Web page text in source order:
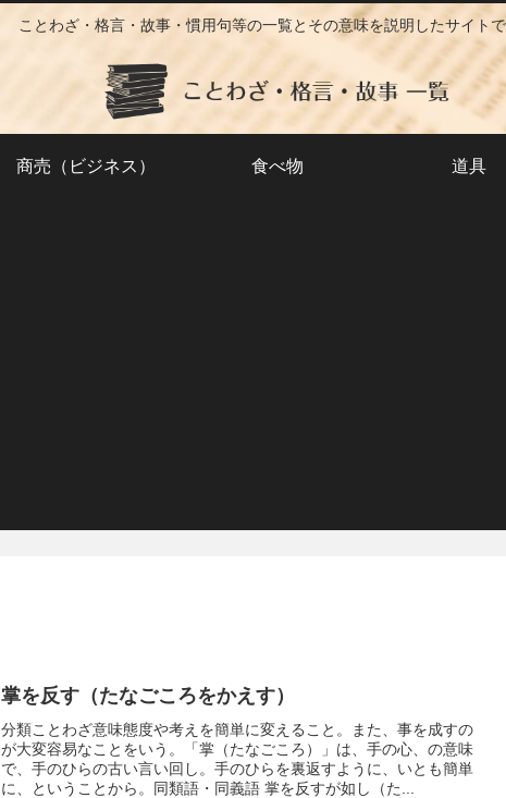
ことわざ・格言・故事・慣用句等の一覧とその意味を説明したサイト
商売（ビジネス） 食べ物 道具
掌を反す（たなごころをかえす）
分類ことわざ意味態度や考えを簡単に変えること。また、事を成すの
が大変容易なことをいう。「掌（たなごころ）」は、手の心、の意味
で、手のひらの古い言い回し。手のひらを裏返すように、いとも簡単
に、ということから。同類語・同義語 掌を反すが如し（た...